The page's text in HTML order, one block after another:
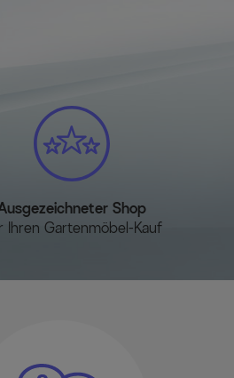
Shop
Ihren Gartenmöbel-Kauf